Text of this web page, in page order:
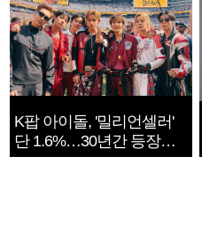
K팝 아이돌, '밀리언셀러'
단 1.6%…30년간 등장
1182개팀 전수조사